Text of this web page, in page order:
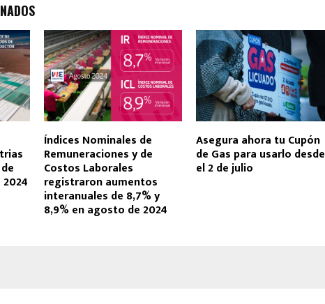
Índices Nominales de
Remuneraciones y de
Costos Laborales
registraron aumentos
interanuales de 8,7% y
8,9% en agosto de 2024
Asegura ahora tu Cupón
de Gas para usarlo desde
el 2 de julio